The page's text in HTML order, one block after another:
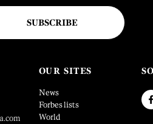
SUBSCRIBE
OUR SITES
News
Forbes lists
World